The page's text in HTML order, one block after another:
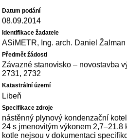
08.09.2014
ASiMETR, Ing. arch. Daniel Žalman
Závazné stanovisko – novostavba
2731, 2732
Libeň
nástěnný plynový kondenzační
24 s jmenovitým výkonem 2,7–21,8
kotle nejsou v dokumentaci